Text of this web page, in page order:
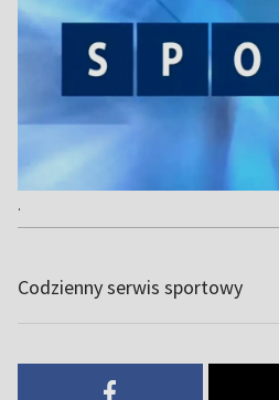
.
Codzienny serwis sportowy